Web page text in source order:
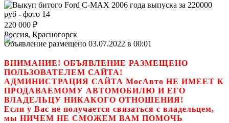
220 000 ₽
Россия, Красногорск
Объявление размещено 03.07.2022 в 00:01
ВНИМАНИЕ! ОБЪЯВЛЕНИЕ РАЗМЕЩЕНО
ПОЛЬЗОВАТЕЛЕМ САЙТА!
АДМИНИСТРАЦИЯ САЙТА МосАвто НЕ ИМЕЕТ К
ПРОДАВАЕМОМУ АВТОМОБИЛЮ И ЕГО
ВЛАДЕЛЬЦУ НИКАКОГО ОТНОШЕНИЯ!
Если у Вас не получается связаться с владельцем,
мы НИЧЕМ НЕ СМОЖЕМ ВАМ ПОМОЧЬ